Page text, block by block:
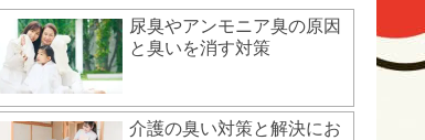
尿臭やアンモニア臭の原因
と臭いを消す対策
介護の臭い対策と解決にお